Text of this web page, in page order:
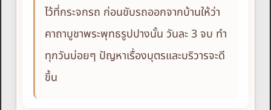
ไว้ที่กระจกรถ ก่อนขับรถออกจากบ้านให้ว่า
คาถาบูชาพระพุทธรูปปางนั้น วันละ 3 จบ ทำ
ทุกวันบ่อยๆ ปัญหาเรื่องบุตรและบริวารจะดี
ขึ้น